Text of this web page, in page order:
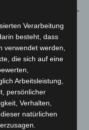
2.799
5.037
Verarbeitung
besteht, dass
verwendet werden,
die sich auf eine
Arbeitsleistung,
persönlicher
Verhalten,
natürlichen